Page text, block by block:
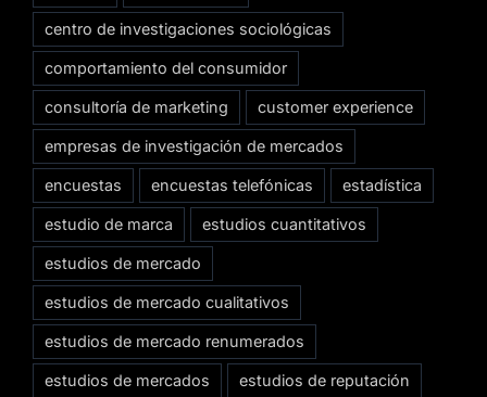
centro de investigaciones sociológicas
comportamiento del consumidor
consultoría de marketing customer experience
empresas de investigación de mercados
encuestas encuestas telefónicas estadística
estudio de marca estudios cuantitativos
estudios de mercado
estudios de mercado cualitativos
estudios de mercado renumerados
estudios de mercados estudios de reputación